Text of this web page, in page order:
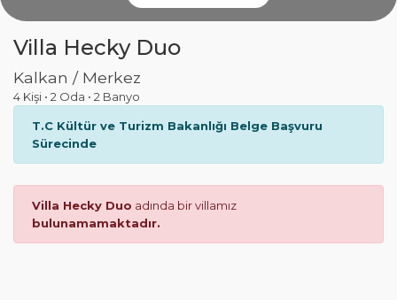
Villa Hecky Duo
Kalkan / Merkez
4 Kişi • 2 Oda • 2 Banyo
T.C Kültür ve Turizm Bakanlığı Belge Başvuru
Sürecinde
Villa Hecky Duo adında bir villamız
bulunamamaktadır.